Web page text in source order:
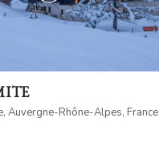
Auvergne-Rhône-Alpes, France